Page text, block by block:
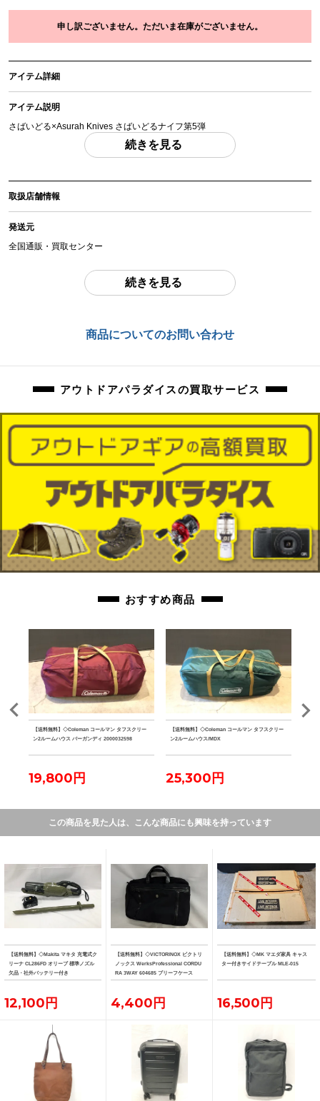
申し訳ございません。ただいま在庫がございません。
アイテム詳細
アイテム説明
さばいどる×Asurah Knives さばいどるナイフ第5弾
実寸 刃体長：約8.5cm 全長：約18.5cm 重さ：約84.2g 「付属品」・・・ 写真
のものがすべてになります。
アイテム状態
若干擦れ、お汚れ等ございます。
orb-2403032830-od-081552022
続きを見る
取扱店舗情報
発送元
全国通販・買取センター
東京都江戸川区中葛西6-10-15 2F
続きを見る
商品についてのお問い合わせ
アウトドアパラダイスの買取サービス
おすすめ商品
【送料無料】◇Coleman コールマン タフスクリー
ン2ルームハウス バーガンディ 2000032598
19,800円
【送料無料】◇Coleman コールマン タフスクリー
ン2ルームハウス/MDX
25,300円
この商品を見た人は、こんな商品にも興味を持っています
【送料無料】◇Makita マキタ 充電式ク
リーナ CL286FD オリーブ 標準ノズル
欠品・社外バッテリー付き
12,100円
【送料無料】◇VICTORINOX ビクトリ
ノックス WerksProfessional CORDU
RA 3WAY 604685 ブリーフケース
4,400円
【送料無料】◇MK マエダ家具 キャス
ター付きサイドテーブル MLE-015
16,500円